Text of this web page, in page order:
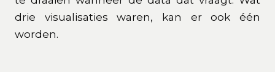
drie visualisaties waren, kan er ook één
worden.